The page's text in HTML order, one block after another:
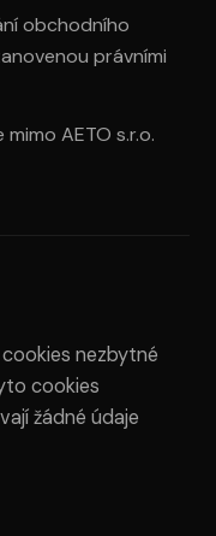
obchodního
právními
AETO s.r.o.
nezbytné
cookies
žádné údaje